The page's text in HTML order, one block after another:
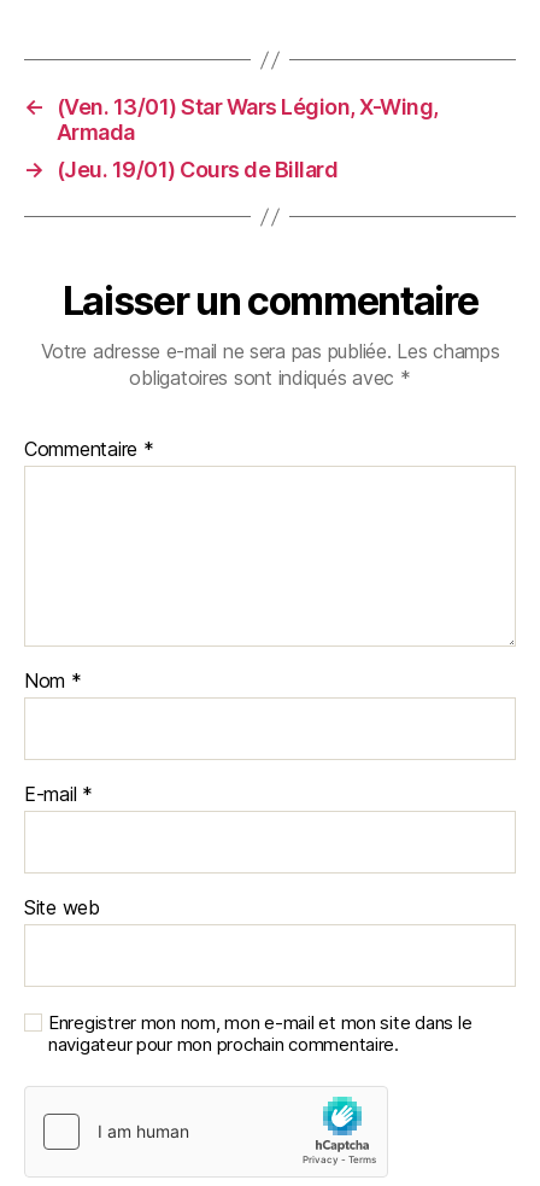
←
(Ven. 13/01) Star Wars Légion, X-Wing,
Armada
→
(Jeu. 19/01) Cours de Billard
Laisser un commentaire
Votre adresse e-mail ne sera pas publiée. Les champs
obligatoires sont indiqués avec *
Commentaire *
Nom *
E-mail *
Site web
Enregistrer mon nom, mon e-mail et mon site dans le
navigateur pour mon prochain commentaire.